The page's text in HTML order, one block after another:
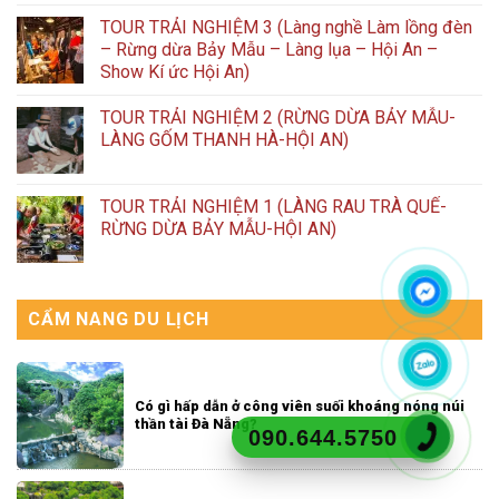
090.644.5750
TOUR TRẢI NGHIỆM 3 (Làng nghề Làm lồng đèn
– Rừng dừa Bảy Mẫu – Làng lụa – Hội An –
Show Kí ức Hội An)
TOUR TRẢI NGHIỆM 2 (RỪNG DỪA BẢY MẪU-
LÀNG GỐM THANH HÀ-HỘI AN)
TOUR TRẢI NGHIỆM 1 (LÀNG RAU TRÀ QUẾ-
RỪNG DỪA BẢY MẪU-HỘI AN)
CẨM NANG DU LỊCH
Có gì hấp dẫn ở công viên suối khoáng nóng núi
thần tài Đà Nẵng?